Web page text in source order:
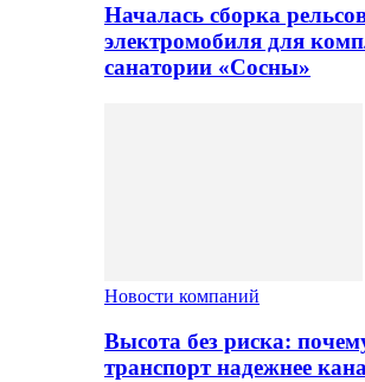
Началась сборка
электромобиля для
санатории «Сосны»
Новости компаний
Высота без риска:
транспорт надежнее